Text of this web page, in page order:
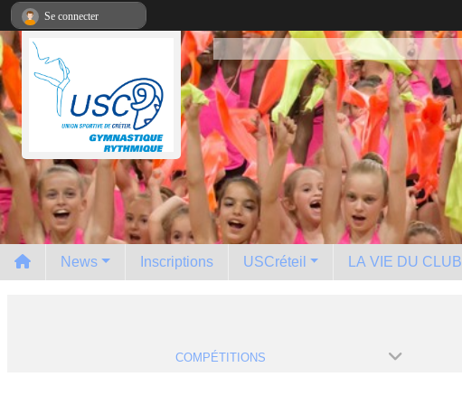
News Inscriptions USCréteil LA VIE DU CLUB
COMPÉTITIONS
Se connecter
Panneau de gestion des cookies